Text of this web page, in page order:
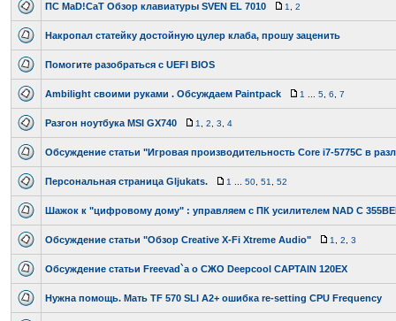
ПС MaD!CaT Обзор клавиатуры SVEN EL 7010 1 2
Накропал статейку достойную цулер клаба, прошу заценить
Помогите разобраться с UEFI BIOS
Ambilight своими руками . Обсуждаем Paintpack 1 5 6 7
Разгон ноутбука MSI GX740 1 2 3 4
Обсуждение статьи "Игровая производительность Core i7-5775C в
Персональная страница Gljukats. 1 50 51 52
Шажок к "цифровому дому" : управляем с ПК усилителем NAD C
Обсуждение статьи "Обзор Creative X-Fi Xtreme Audio" 1 2 3
Обсуждение статьи Freevad`a о СЖО Deepcool CAPTAIN 120EX
Нужна помощь. Мать TF 570 SLI A2+ ошибка re-setting CPU Frequency